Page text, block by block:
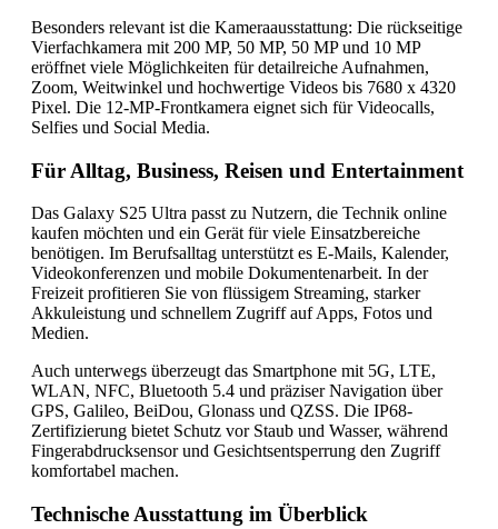
Besonders relevant ist die Kameraausstattung: Die rückseitige
Vierfachkamera mit 200 MP, 50 MP, 50 MP und 10 MP
eröffnet viele Möglichkeiten für detailreiche Aufnahmen,
Zoom, Weitwinkel und hochwertige Videos bis 7680 x 4320
Pixel. Die 12-MP-Frontkamera eignet sich für Videocalls,
Selfies und Social Media.
Für Alltag, Business, Reisen und Entertainment
Das Galaxy S25 Ultra passt zu Nutzern, die Technik online
kaufen möchten und ein Gerät für viele Einsatzbereiche
benötigen. Im Berufsalltag unterstützt es E-Mails, Kalender,
Videokonferenzen und mobile Dokumentenarbeit. In der
Freizeit profitieren Sie von flüssigem Streaming, starker
Akkuleistung und schnellem Zugriff auf Apps, Fotos und
Medien.
Auch unterwegs überzeugt das Smartphone mit 5G, LTE,
WLAN, NFC, Bluetooth 5.4 und präziser Navigation über
GPS, Galileo, BeiDou, Glonass und QZSS. Die IP68-
Zertifizierung bietet Schutz vor Staub und Wasser, während
Fingerabdrucksensor und Gesichtsentsperrung den Zugriff
komfortabel machen.
Technische Ausstattung im Überblick